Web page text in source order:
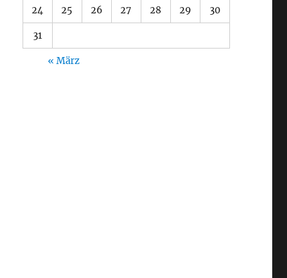
24 25 26 27 28 29 30
31
« März